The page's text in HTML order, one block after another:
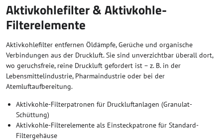
Aktivkohlefilter & Aktivkohle-
Filterelemente
Aktivkohlefilter entfernen Öldämpfe, Gerüche und organische
Verbindungen aus der Druckluft. Sie sind unverzichtbar überall dort,
wo geruchsfreie, reine Druckluft gefordert ist – z. B. in der
Lebensmittelindustrie, Pharmaindustrie oder bei der
Atemluftaufbereitung.
Aktivkohle-Filterpatronen für Druckluftanlagen (Granulat-
Schüttung)
Aktivkohle-Filterelemente als Einsteckpatrone für Standard-
Filtergehäuse